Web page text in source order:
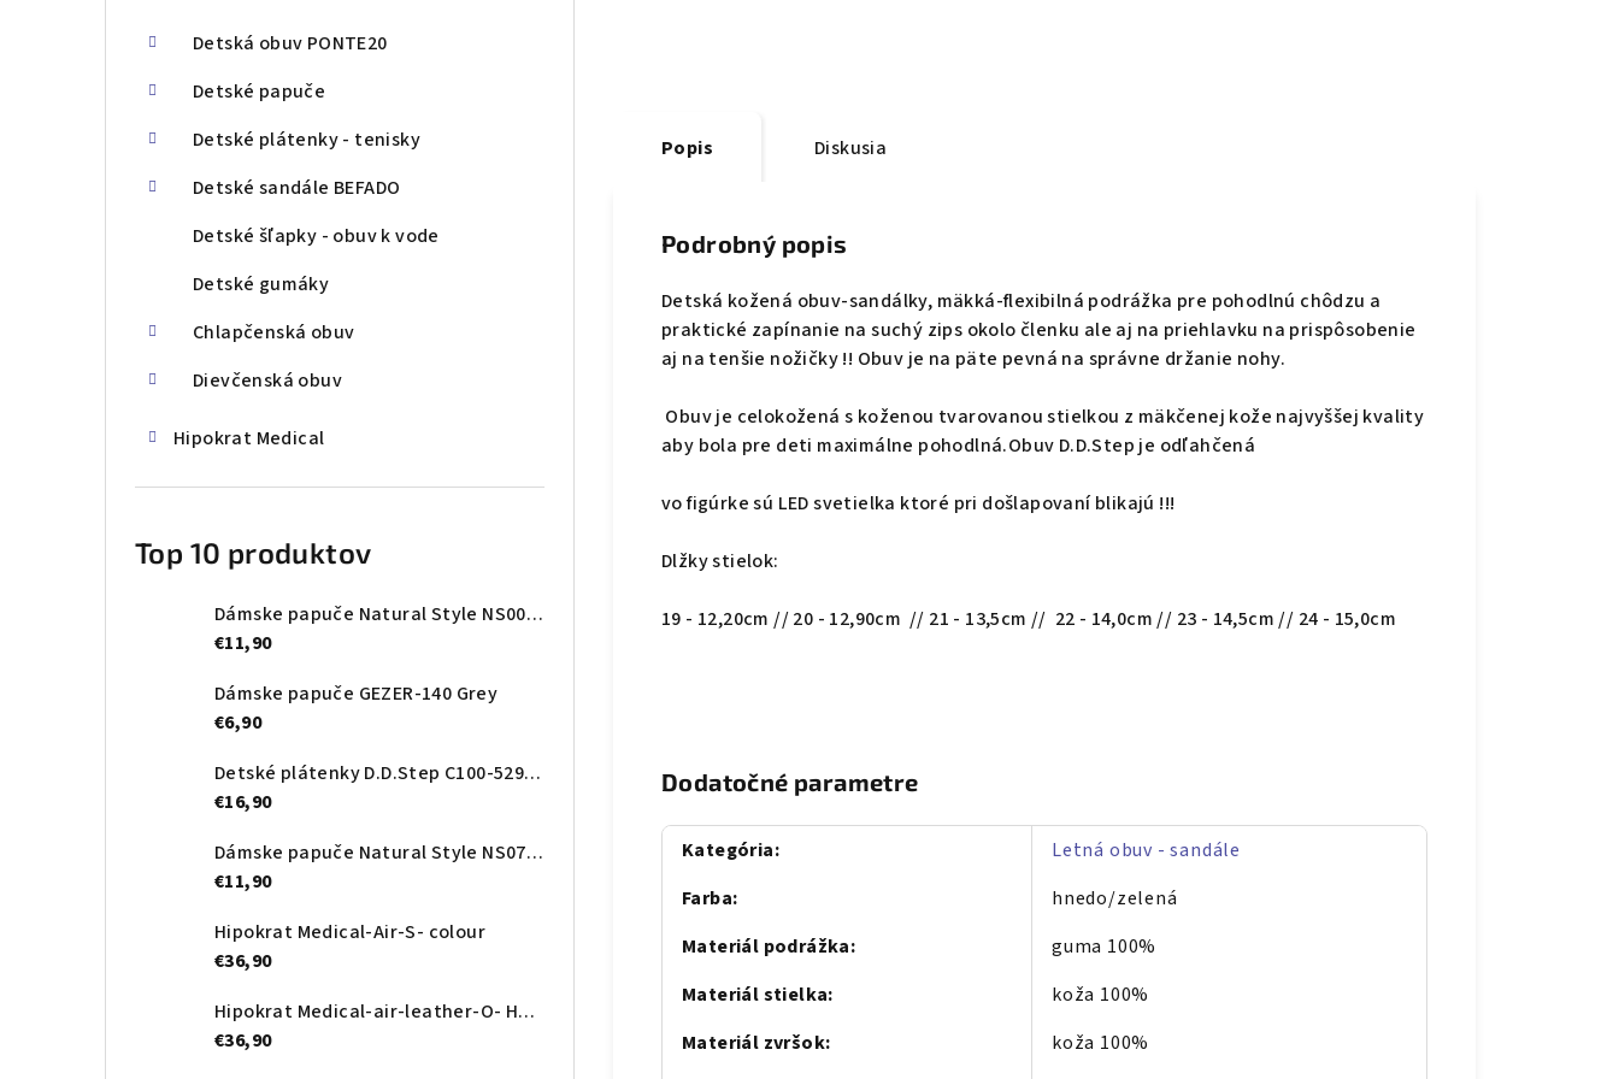
Detská obuv PONTE20
Detské papuče
Detské plátenky - tenisky
Detské sandále BEFADO
Detské šľapky - obuv k vode
Detské gumáky
Chlapčenská obuv
Dievčenská obuv
Hipokrat Medical
Top 10 produktov
Dámske papuče Natural Style NS008 čierne
€11,90
Dámske papuče GEZER-140 Grey
€6,90
Detské plátenky D.D.Step C100-52989A Royal blue
€16,90
Dámske papuče Natural Style NS075 sivé
€11,90
Hipokrat Medical-Air-S- colour
€36,90
Hipokrat Medical-air-leather-O- Heart
€36,90
Popis Diskusia
Podrobný popis
Detská kožená obuv-sandálky, mäkká-flexibilná podrážka pre pohodlnú chôdzu a
praktické zapínanie na suchý zips okolo členku ale aj na priehlavku na prispôsobenie
aj na tenšie nožičky !! Obuv je na päte pevná na správne držanie nohy.
Obuv je celokožená s koženou tvarovanou stielkou z mäkčenej kože najvyššej kvality
aby bola pre deti maximálne pohodlná.Obuv D.D.Step je odľahčená
vo figúrke sú LED svetielka ktoré pri došlapovaní blikajú !!!
Dlžky stielok:
19 - 12,20cm // 20 - 12,90cm // 21 - 13,5cm // 22 - 14,0cm // 23 - 14,5cm // 24 - 15,0cm
Dodatočné parametre
Kategória:
Letná obuv - sandále
Farba:
hnedo/zelená
Materiál podrážka:
guma 100%
Materiál stielka:
koža 100%
Materiál zvršok:
koža 100%